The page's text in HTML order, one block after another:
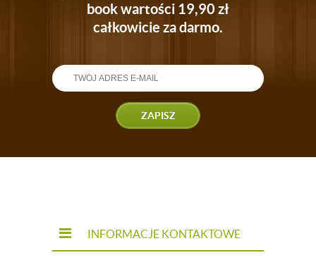
book wartości 19,90 zł
całkowicie za darmo.
ZAPISZ
INFORMACJE KONTAKTOWE